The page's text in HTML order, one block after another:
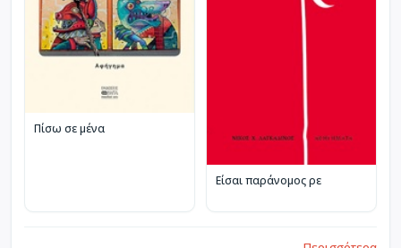
Πίσω σε μένα
Είσαι παράνομος ρε